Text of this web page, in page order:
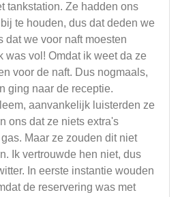
tankstation. Ze hadden ons
te houden, dus dat deden we
dat we voor naft moesten
was vol! Omdat ik weet da ze
voor de naft. Dus nogmaals,
ging naar de receptie.
aanvankelijk luisterden ze
ons dat ze niets extra's
Maar ze zouden dit niet
Ik vertrouwde hen niet, dus
In eerste instantie wouden
de reservering was met